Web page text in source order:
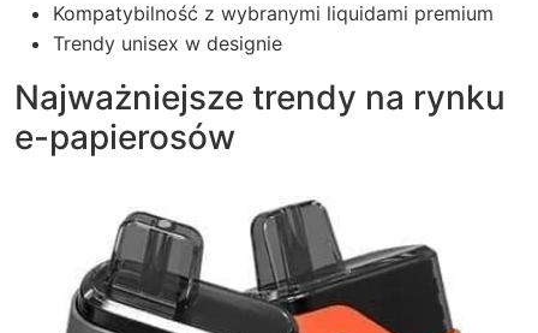
Kompatybilność z wybranymi liquidami premium
Trendy unisex w designie
Najważniejsze trendy na rynku
e-papierosów